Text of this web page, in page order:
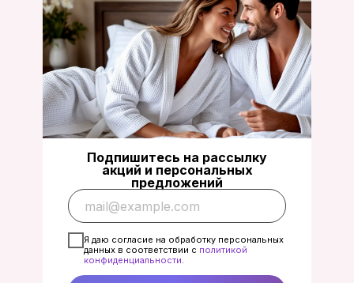
Подпишитесь на рассылку
акций и персональных
предложений
Я даю согласие на обработку персональных
данных в соответствии с политикой
конфиденциальности.